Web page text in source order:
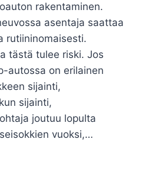
rakentaminen.
asentaja saattaa
rutiininomaisesti.
tästä tulee riski. Jos
autossa on erilainen
sijainti,
sijainti,
joutuu lopulta
vuoksi,…